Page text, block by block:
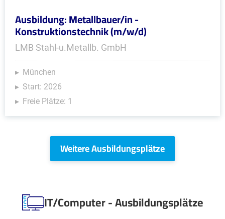
Ausbildung: Metallbauer/in -
Konstruktionstechnik (m/w/d)
LMB Stahl-u.Metallb. GmbH
München
Start: 2026
Freie Plätze: 1
Weitere Ausbildungsplätze
IT/Computer - Ausbildungsplätze